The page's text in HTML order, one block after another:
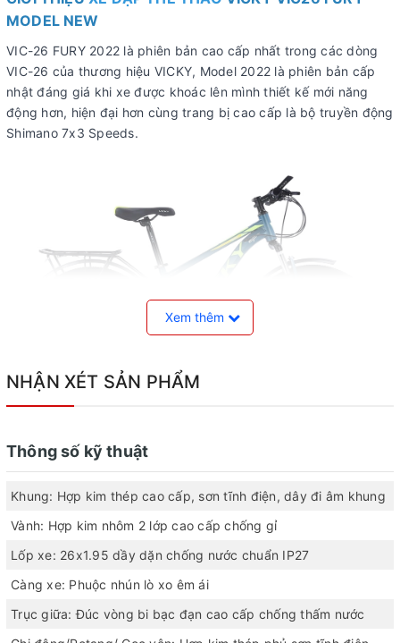
MODEL NEW
VIC-26 FURY 2022 là phiên bản cao cấp nhất trong các dòng
VIC-26 của thương hiệu VICKY, Model 2022 là phiên bản cấp
nhật đáng giá khi xe được khoác lên mình thiết kế mới năng
động hơn, hiện đại hơn cùng trang bị cao cấp là bộ truyền động
Shimano 7x3 Speeds.
thao gọn gàng thích hợp cho các bạn từ 1M50-1M75
Bánh xe kích thước 26 inches tiêu chuẩn cũng với vành hợp kim
trọng lớn. Cùng với đó là khung xe thể thao gọn nhẹ giúp
việc lên xuống xe trở nên dễ dàng làm cho việc đi xe trở nên tự
Xem thêm
NHẬN XÉT SẢN PHẨM
Thông số kỹ thuật
Khung: Hợp kim thép cao cấp, sơn tĩnh điện, dây đi âm khung
Vành: Hợp kim nhôm 2 lớp cao cấp chống gỉ
Lốp xe: 26x1.95 dầy dặn chống nước chuẩn IP27
Càng xe: Phuộc nhún lò xo êm ái
Trục giữa: Đúc vòng bi bạc đạn cao cấp chống thấm nước